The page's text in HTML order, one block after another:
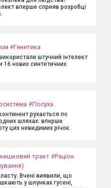
вперше сприяв розробці
#Генетика
штучний інтелект
16 нових синтетичних
#Посуха
рухається по
шляхах: вперше
цих невидимих річок.
тракт #Раціон
Вчені виявили, що
у шлунках гусені,